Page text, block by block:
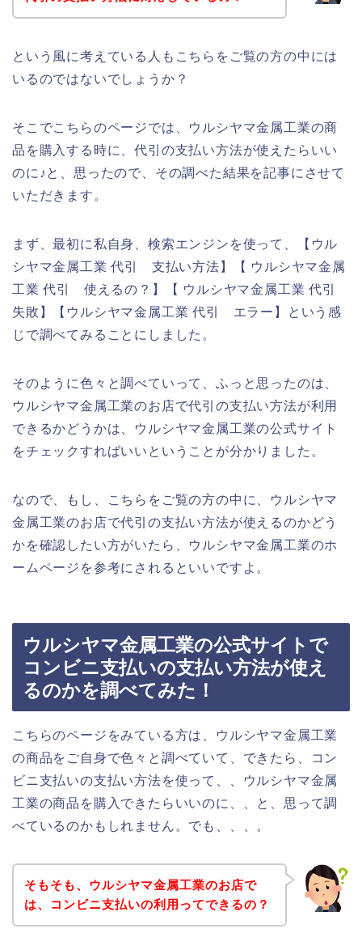
という風に考えている人もこちらをご覧の方の中には
いるのではないでしょうか？
そこでこちらのページでは、ウルシヤマ金属工業の商
品を購入する時に、代引の支払い方法が使えたらいい
のに♪と、思ったので、その調べた結果を記事にさせて
いただきます。
まず、最初に私自身、検索エンジンを使って、【ウル
シヤマ金属工業 代引 支払い方法】【 ウルシヤマ金属
工業 代引 使えるの？】【 ウルシヤマ金属工業 代引
失敗】【ウルシヤマ金属工業 代引 エラー】という感
じで調べてみることにしました。
そのように色々と調べていって、ふっと思ったのは、
ウルシヤマ金属工業のお店で代引の支払い方法が利用
できるかどうかは、ウルシヤマ金属工業の公式サイト
をチェックすればいいということが分かりました。
なので、もし、こちらをご覧の方の中に、ウルシヤマ
金属工業のお店で代引の支払い方法が使えるのかどう
かを確認したい方がいたら、ウルシヤマ金属工業のホ
ームページを参考にされるといいですよ。
ウルシヤマ金属工業の公式サイトで
コンビニ支払いの支払い方法が使え
るのかを調べてみた！
こちらのページをみている方は、ウルシヤマ金属工業
の商品をご自身で色々と調べていて、できたら、コン
ビニ支払いの支払い方法を使って、、ウルシヤマ金属
工業の商品を購入できたらいいのに、、と、思って調
べているのかもしれません。でも、、、。
そもそも、ウルシヤマ金属工業のお店で
は、コンビニ支払いの利用ってできるの？